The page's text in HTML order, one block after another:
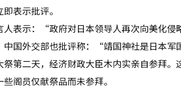
表示批评。
人表示：“政府对日本领导人再次向美化
国外交部也批评称：“靖国神社是日本军
祭第二天，经济财政大臣木内实亲自参拜
阁员仅献祭品而未参拜。